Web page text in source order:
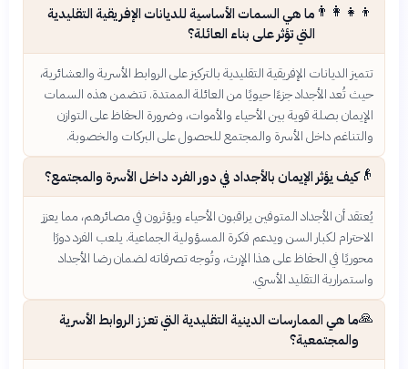
👨‍👩‍👧‍👦 ما هي السمات الأساسية للديانات الإفريقية التقليدية
التي تؤثر على بناء العائلة؟
تتميز الديانات الإفريقية التقليدية بالتركيز على الروابط الأسرية والعشائرية،
حيث تُعد الأجداد جزءًا حيويًا من العائلة الممتدة. تتضمن هذه السمات
الإيمان بصلة قوية بين الأحياء والأموات، وضرورة الحفاظ على التوازن
والتناغم داخل الأسرة والمجتمع للحصول على البركات والخصوبة.
👴كيف يؤثر الإيمان بالأجداد في دور الفرد داخل الأسرة والمجتمع؟
يُعتقد أن الأجداد المتوفين يراقبون الأحياء ويؤثرون في مصائرهم، مما يعزز
الاحترام لكبار السن ويدعم فكرة المسؤولية الجماعية. يلعب الفرد دورًا
محوريًا في الحفاظ على هذا الإرث، وتُوجه تصرفاته لضمان رضا الأجداد
واستمرارية التقليد الأسري.
🙏ما هي الممارسات الدينية التقليدية التي تعزز الروابط الأسرية
والمجتمعية؟